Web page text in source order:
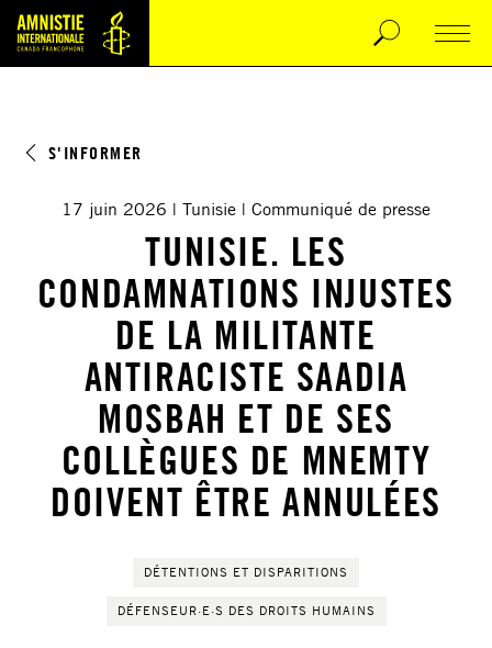
S'INFORMER
17 juin 2026 Tunisie Communiqué de presse
TUNISIE. LES
CONDAMNATIONS INJUSTES
DE LA MILITANTE
ANTIRACISTE SAADIA
MOSBAH ET DE SES
COLLÈGUES DE MNEMTY
DOIVENT ÊTRE ANNULÉES
DÉTENTIONS ET DISPARITIONS
DÉFENSEUR·E·S DES DROITS HUMAINS